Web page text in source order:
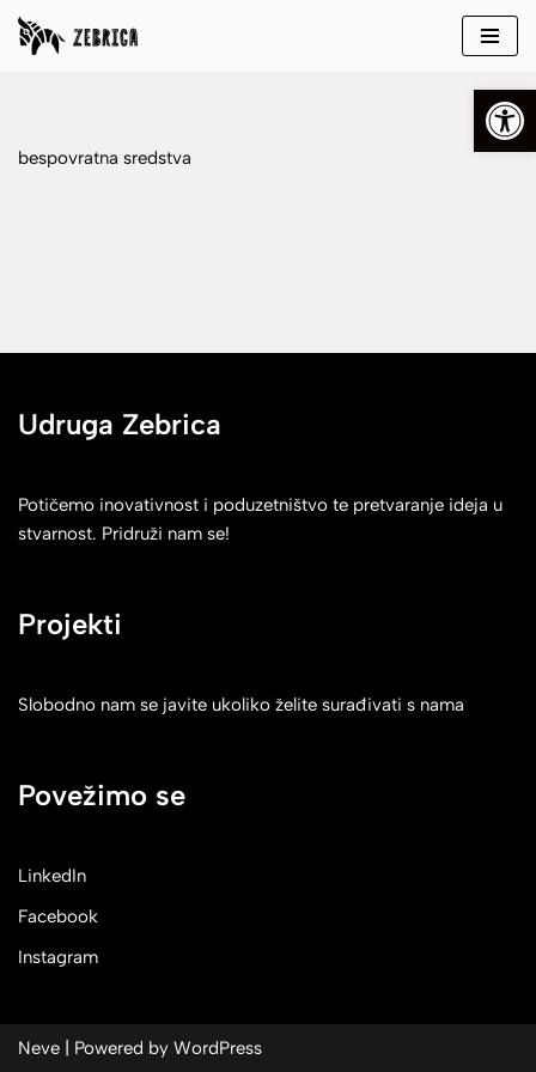
bespovratna sredstva
Udruga Zebrica
Potičemo inovativnost i poduzetništvo te pretvaranje ideja u
stvarnost. Pridruži nam se!
Projekti
Slobodno nam se javite ukoliko želite surađivati s nama
Povežimo se
LinkedIn
Facebook
Instagram
Neve | Powered by WordPress